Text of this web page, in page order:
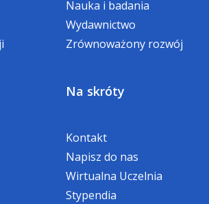
kolejnym kierunku
Absolwentów Akademii
decydują się rozpocząć kolejny
przygotowaliśmy
Absolwencką.
Nauka i badania
Wydawnictwo
Zrównoważony rozwój
Na skróty
Kontakt
Napisz do nas
Wirtualna Uczelnia
Stypendia